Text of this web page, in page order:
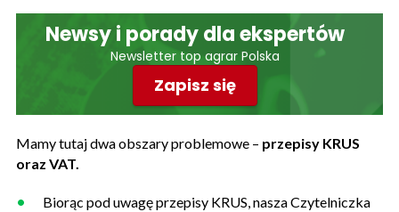
Newsy i porady dla ekspertów
Newsletter top agrar Polska
Zapisz się
Mamy tutaj dwa obszary problemowe – przepisy KRUS
oraz VAT.
Biorąc pod uwagę przepisy KRUS, nasza Czytelniczka